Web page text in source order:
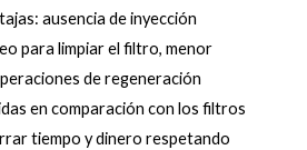
ausencia de inyección
para limpiar el filtro, menor
de regeneración
en comparación con los filtros
tiempo y dinero respetando